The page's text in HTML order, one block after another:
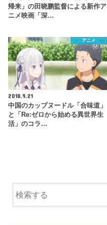
帰来」の田晓鹏監督による新作ア
ニメ映画「深…
アニメ
2018.9.21
中国のカップヌードル「合味道」
と「Re:ゼロから始める異世界生
活」のコラ…